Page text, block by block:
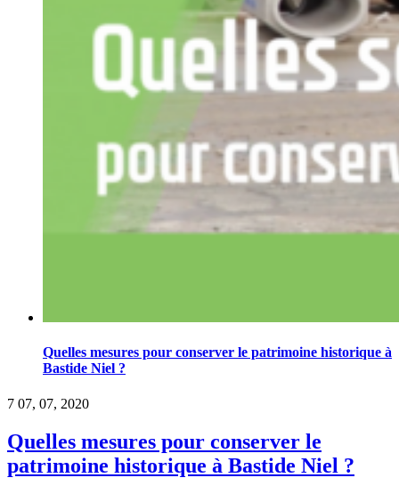
Quelles mesures pour conserver le patrimoine historique à
Bastide Niel ?
7 07, 07, 2020
Quelles mesures pour conserver le
patrimoine historique à Bastide Niel ?